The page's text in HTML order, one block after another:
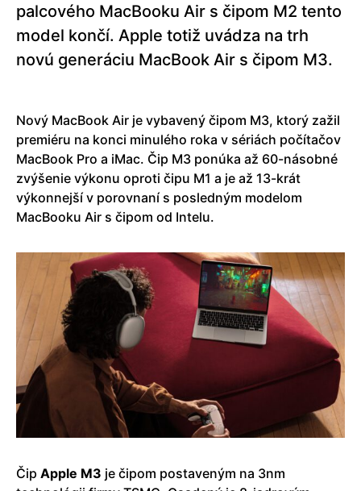
palcového MacBooku Air s čipom M2 tento
model končí. Apple totiž uvádza na trh
novú generáciu MacBook Air s čipom M3.
Nový MacBook Air je vybavený čipom M3, ktorý zažil
premiéru na konci minulého roka v sériách počítačov
MacBook Pro a iMac. Čip M3 ponúka až 60-násobné
zvýšenie výkonu oproti čipu M1 a je až 13-krát
výkonnejší v porovnaní s posledným modelom
MacBooku Air s čipom od Intelu.
Čip Apple M3 je čipom postaveným na 3nm